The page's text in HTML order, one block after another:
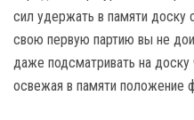
сил удержать в памяти
свою первую партию вы не
даже подсматривать на
освежая в памяти положение